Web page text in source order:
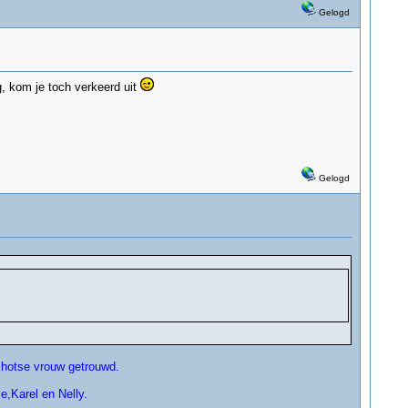
Gelogd
kom je toch verkeerd uit
Gelogd
vrouw getrouwd.
en Nelly.